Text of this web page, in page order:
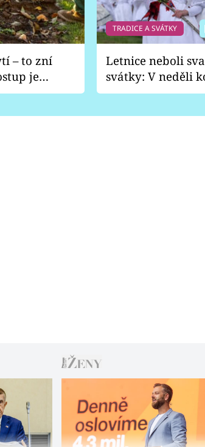
– to zní
je
TRADICE A SVÁTKY
Letnice neboli
svátky: V neděli
pondělí zábava